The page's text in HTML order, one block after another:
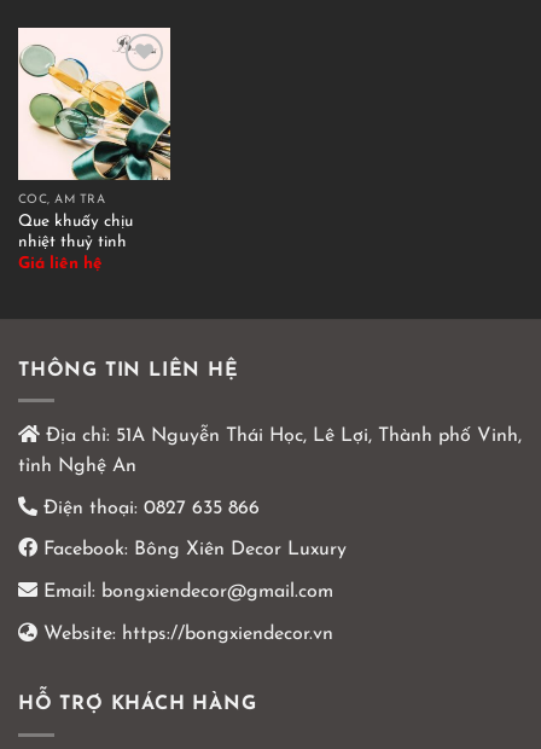
CỐC, ẤM TRÀ
Que khuấy chịu
nhiệt thuỷ tinh
Giá liên hệ
THÔNG TIN LIÊN HỆ
Địa chỉ: 51A Nguyễn Thái Học, Lê Lợi, Thành phố Vinh,
tỉnh Nghệ An
Điện thoại: 0827 635 866
Facebook: Bông Xiên Decor Luxury
Email: bongxiendecor@gmail.com
Website: https://bongxiendecor.vn
HỖ TRỢ KHÁCH HÀNG